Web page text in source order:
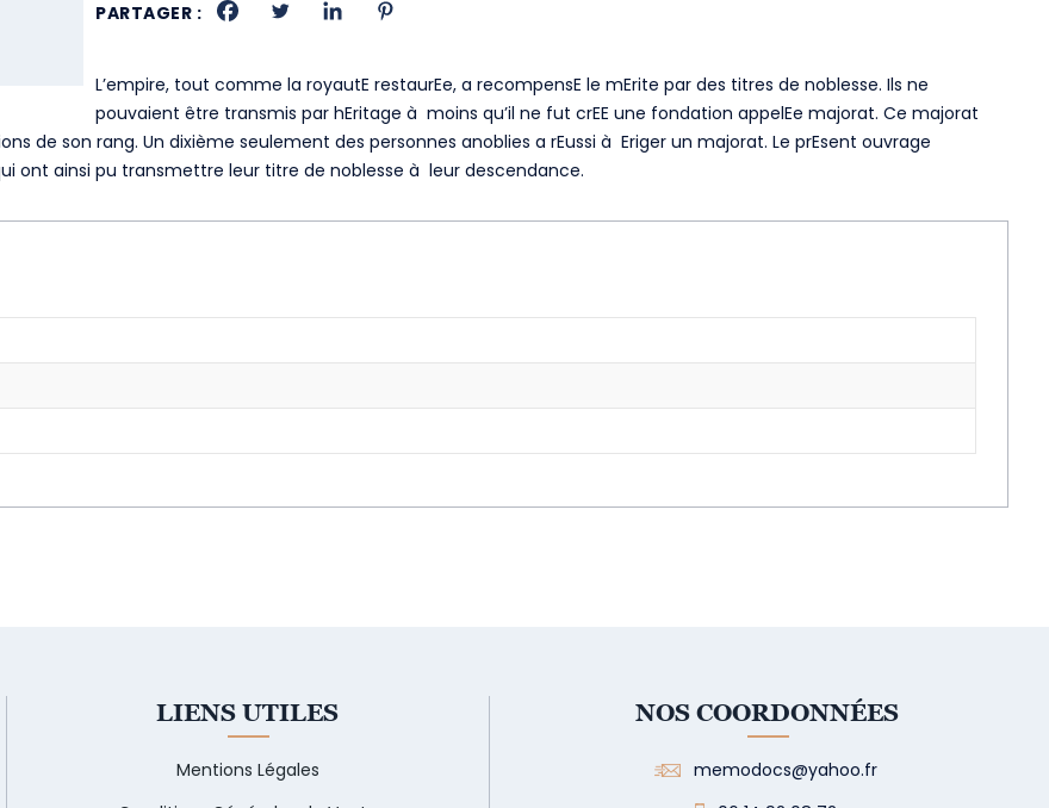
PARTAGER :
L’empire, tout comme la royautE restaurEe, a recompensE le mErite par des titres de noblesse. Ils ne
pouvaient être transmis par hEritage à moins qu’il ne fut crEE une fondation appelEe majorat. Ce majorat
de son rang. Un dixième seulement des personnes anoblies a rEussi à Eriger un majorat. Le prEsent ouvrage
ont ainsi pu transmettre leur titre de noblesse à leur descendance.
LIENS UTILES
Mentions Légales
NOS COORDONNÉES
memodocs@yahoo.fr